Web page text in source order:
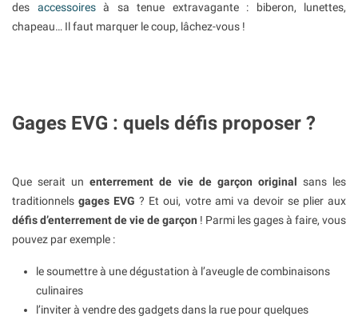
des accessoiresà sa tenue extravagante : biberon, lunettes,
chapeau… Il faut marquer le coup, lâchez-vous !
Gages EVG : quels défis proposer ?
Que serait unenterrement de vie de garçon original sans les
traditionnelsgages EVG ? Et oui, votre ami va devoir se plier aux
défis d’enterrement de vie de garçon ! Parmi les gages à faire, vous
pouvez par exemple :
le soumettre à une dégustation à l’aveugle de combinaisons
culinaires
l’inviter à vendre des gadgets dans la rue pour quelques